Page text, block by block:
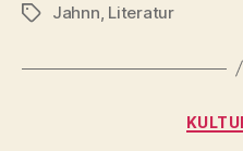
Schlagwörter
Jahnn Literatur